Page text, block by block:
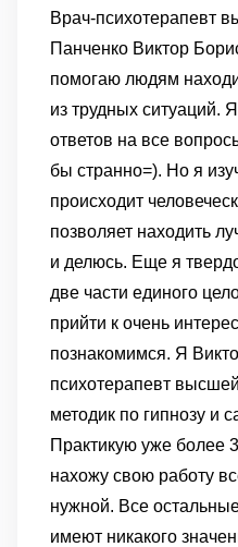
Врач-психотерапевт
Панченко Виктор
помогаю людям
из трудных ситуаций.
ответов на все
бы странно=). Но я
происходит
позволяет находить
и делюсь. Еще я
две части единого
прийти к очень
познакомимся. Я
психотерапевт
методик по гипнозу и
Практикую уже более
нахожу свою работу
нужной. Все
имеют никакого